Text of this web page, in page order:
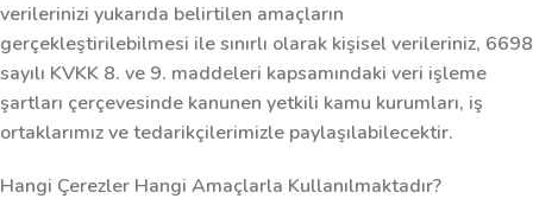
verilerinizi yukarıda belirtilen amaçların
gerçekleştirilebilmesi ile sınırlı olarak kişisel verileriniz, 6698
sayılı KVKK 8. ve 9. maddeleri kapsamındaki veri işleme
şartları çerçevesinde kanunen yetkili kamu kurumları, iş
ortaklarımız ve tedarikçilerimizle paylaşılabilecektir.
Hangi Çerezler Hangi Amaçlarla Kullanılmaktadır?